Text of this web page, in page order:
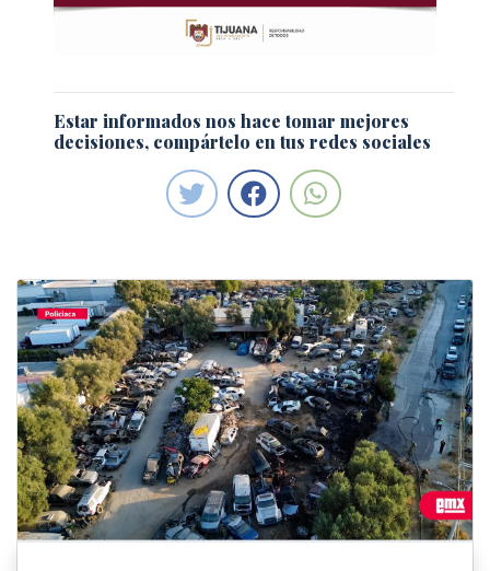
Estar informados nos hace tomar mejores
decisiones, compártelo en tus redes sociales